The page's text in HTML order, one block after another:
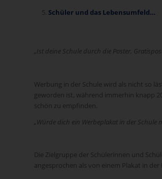
Schüler und das Lebensumfeld…
„Ist deine Schule durch die Poster,
Werbung in der Schule wird als nicht so
geworden ist, während immerhin knapp
schön zu empfinden.
„Würde dich ein Werbeplakat in der
Die Zielgruppe der Schülerinnen und
angesprochen als von einem Plakat in